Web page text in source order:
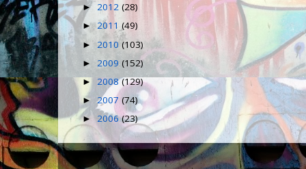
► 2012 (28)
►2011 (49)
► 2010 (103)
► 2009(152)
► 2008(129)
►2007 (74)
►2006(23)